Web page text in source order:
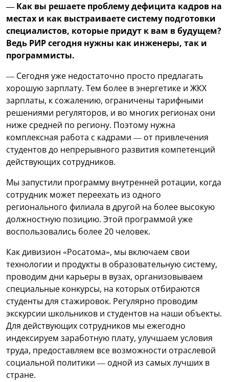
— Как вы решаете проблему дефицита кадров на
местах и как выстраиваете систему подготовки
специалистов, которые придут к вам в будущем?
Ведь РИР сегодня нужны как инженеры, так и
программисты.
— Сегодня уже недостаточно просто предлагать
хорошую зарплату. Тем более в энергетике и ЖКХ
зарплаты, к сожалению, ограничены тарифными
решениями регуляторов, и во многих регионах они
ниже средней по региону. Поэтому нужна
комплексная работа с кадрами — от привлечения
студентов до непрерывного развития компетенций
действующих сотрудников.
Мы запустили программу внутренней ротации, когда
сотрудник может переехать из одного
регионального филиала в другой на более высокую
должностную позицию. Этой программой уже
воспользовались более 20 человек.
Как дивизион «Росатома», мы включаем свои
технологии и продукты в образовательную систему,
проводим дни карьеры в вузах, организовываем
специальные конкурсы, на которых отбираются
студенты для стажировок. Регулярно проводим
экскурсии школьников и студентов на наши объекты.
Для действующих сотрудников мы ежегодно
индексируем заработную плату, улучшаем условия
труда, предоставляем все возможности отраслевой
социальной политики — одной из самых лучших в
стране.